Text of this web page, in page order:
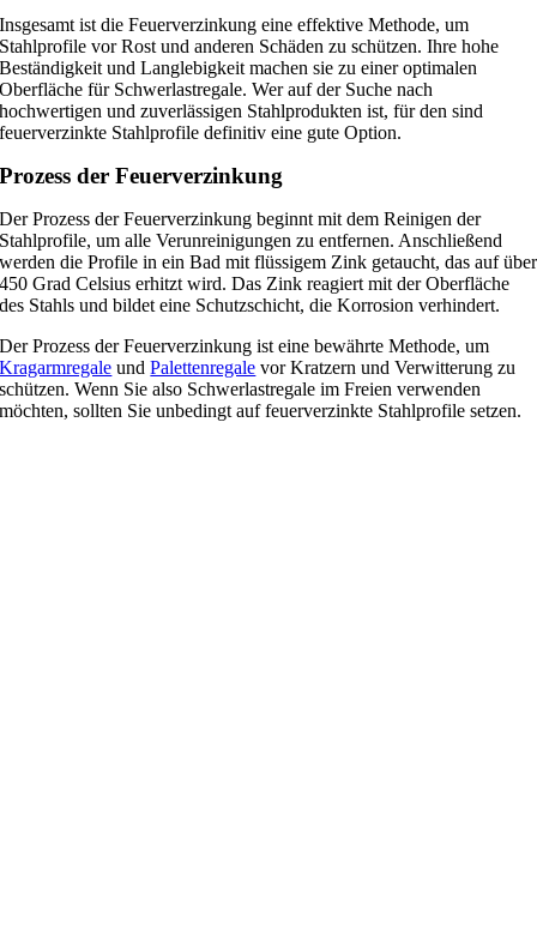
Insgesamt ist die Feuerverzinkung eine effektive Methode, um
Stahlprofile vor Rost und anderen Schäden zu schützen. Ihre hohe
Beständigkeit und Langlebigkeit machen sie zu einer optimalen
Oberfläche für Schwerlastregale. Wer auf der Suche nach
hochwertigen und zuverlässigen Stahlprodukten ist, für den sind
feuerverzinkte Stahlprofile definitiv eine gute Option.
Prozess der Feuerverzinkung
Der Prozess der Feuerverzinkung beginnt mit dem Reinigen der
Stahlprofile, um alle Verunreinigungen zu entfernen. Anschließend
werden die Profile in ein Bad mit flüssigem Zink getaucht, das auf über
450 Grad Celsius erhitzt wird. Das Zink reagiert mit der Oberfläche
des Stahls und bildet eine Schutzschicht, die Korrosion verhindert.
Der Prozess der Feuerverzinkung ist eine bewährte Methode, um
Kragarmregale undPalettenregale vor Kratzern und Verwitterung zu
schützen. Wenn Sie also Schwerlastregale im Freien verwenden
möchten, sollten Sie unbedingt auf feuerverzinkte Stahlprofile setzen.